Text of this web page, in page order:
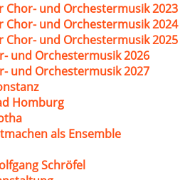
Chor- und Orchestermusik 2023
Chor- und Orchestermusik 2024
Chor- und Orchestermusik 2025
und Orchestermusik 2026
und Orchestermusik 2027
Homburg
als Ensemble
Schröfel